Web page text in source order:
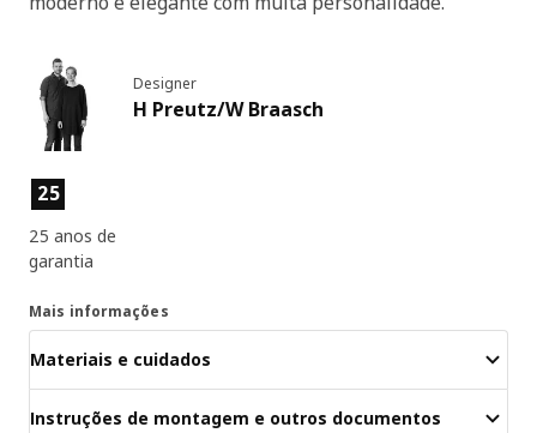
Designer
H Preutz/W Braasch
Características dos produtos
25
25 anos de
garantia
Mais informações
Materiais e cuidados
Instruções de montagem e outros documentos